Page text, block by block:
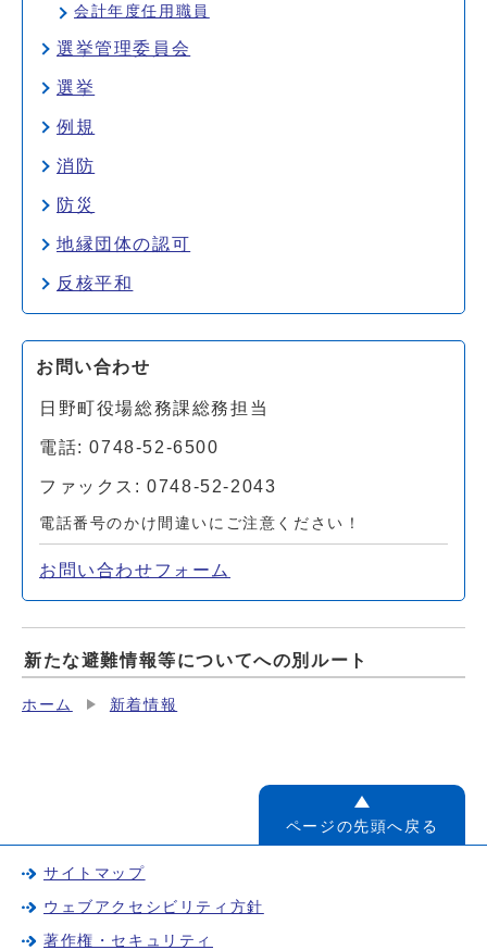
会計年度任用職員
選挙管理委員会
選挙
例規
消防
防災
地縁団体の認可
反核平和
お問い合わせ
日野町役場総務課総務担当
電話: 0748-52-6500
ファックス: 0748-52-2043
電話番号のかけ間違いにご注意ください！
お問い合わせフォーム
新たな避難情報等についてへの別ルート
ホーム 新着情報
ページの先頭へ戻る
サイトマップ
ウェブアクセシビリティ方針
著作権・セキュリティ